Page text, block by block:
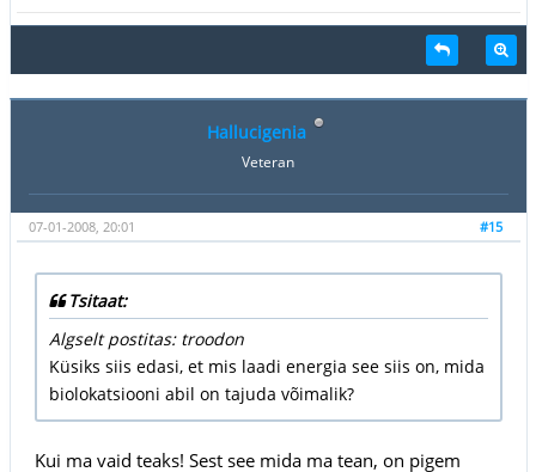
Hallucigenia
Veteran
#15
07-01-2008, 20:01
Tsitaat:
Algselt postitas: troodon
Küsiks siis edasi, et mis laadi energia see siis on, mida
biolokatsiooni abil on tajuda võimalik?
Kui ma vaid teaks! Sest see mida ma tean, on pigem